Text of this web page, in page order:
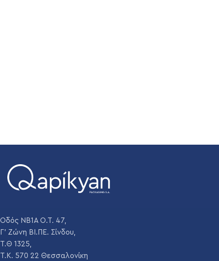
Οδός ΝΒ1Α Ο.Τ. 47,
Γ' Ζώνη ΒΙ.ΠΕ. Σίνδου,
Τ.Θ 1325,
Τ.Κ. 570 22 Θεσσαλονίκη